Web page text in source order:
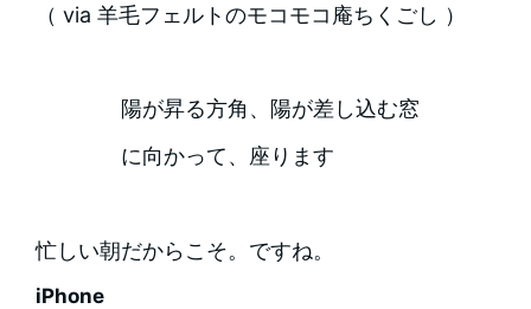
（ via 羊毛フェルトのモコモコ庵ちくごし ）
陽が昇る方角、陽が差し込む窓
に向かって、座ります
忙しい朝だからこそ。ですね。
iPhone